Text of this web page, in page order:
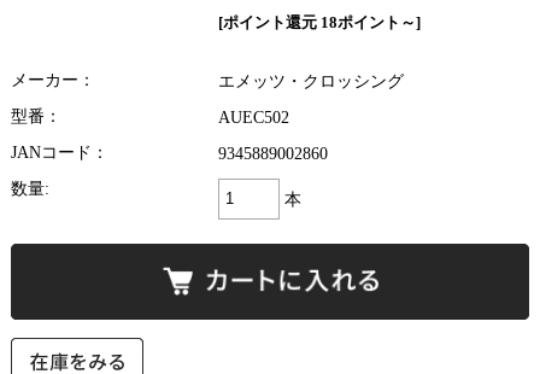
[ポイント還元 18ポイント～]
メーカー：
エメッツ・クロッシング
型番：
AUEC502
JANコード：
9345889002860
数量:
本